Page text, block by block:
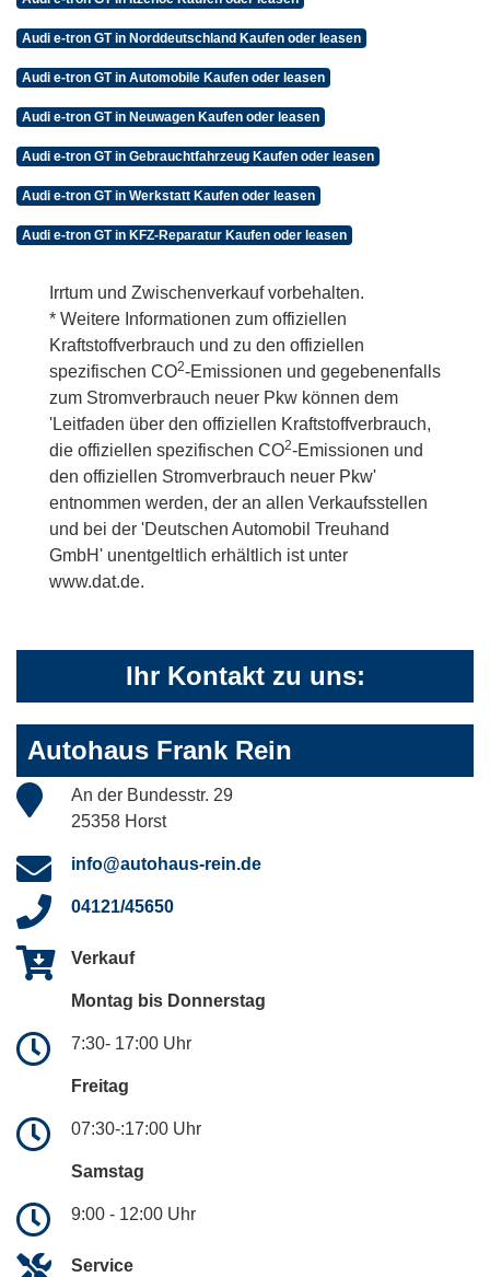
Audi e-tron GT in Norddeutschland Kaufen oder leasen
Audi e-tron GT in Automobile Kaufen oder leasen
Audi e-tron GT in Neuwagen Kaufen oder leasen
Audi e-tron GT in Gebrauchtfahrzeug Kaufen oder leasen
Audi e-tron GT in Werkstatt Kaufen oder leasen
Audi e-tron GT in KFZ-Reparatur Kaufen oder leasen
Irrtum und Zwischenverkauf vorbehalten.
* Weitere Informationen zum offiziellen
Kraftstoffverbrauch und zu den offiziellen
spezifischen CO2-Emissionen und gegebenenfalls
zum Stromverbrauch neuer Pkw können dem
'Leitfaden über den offiziellen Kraftstoffverbrauch,
die offiziellen spezifischen CO2-Emissionen und
den offiziellen Stromverbrauch neuer Pkw'
entnommen werden, der an allen Verkaufsstellen
und bei der 'Deutschen Automobil Treuhand
GmbH' unentgeltlich erhältlich ist unter
www.dat.de.
Ihr Kontakt zu uns:
Autohaus Frank Rein
An der Bundesstr. 29
25358 Horst
info@autohaus-rein.de
04121/45650
Verkauf
Montag bis Donnerstag
7:30- 17:00 Uhr
Freitag
07:30-:17:00 Uhr
Samstag
9:00 - 12:00 Uhr
Service